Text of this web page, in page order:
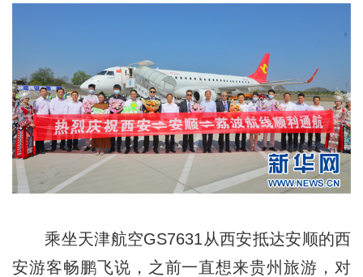
乘坐天津航空GS7631从西安抵达安顺的西
安游客畅鹏飞说，之前一直想来贵州旅游，对